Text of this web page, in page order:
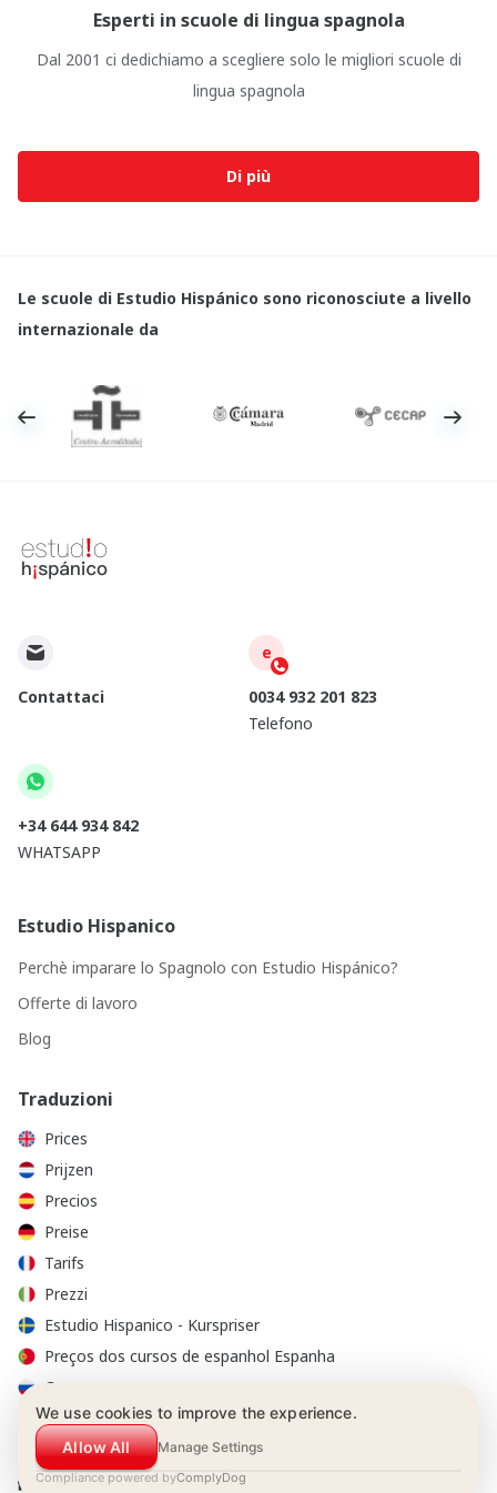
Esperti in scuole di lingua spagnola
Dal 2001 ci dedichiamo a scegliere solo le migliori scuole di
lingua spagnola
Di più
Le scuole di Estudio Hispánico sono riconosciute a livello
internazionale da
Contattaci
e
0034 932 201 823
Telefono
+34 644 934 842
WHATSAPP
Estudio Hispanico
Perchè imparare lo Spagnolo con Estudio Hispánico?
Offerte di lavoro
Blog
Traduzioni
Prices
Prijzen
Precios
Preise
Tarifs
Prezzi
Estudio Hispanico - Kurspriser
Preços dos cursos de espanhol Espanha
Стоимость курсов
We use cookies to improve the experience.
Allow All
Manage Settings
Compliance powered byComplyDog